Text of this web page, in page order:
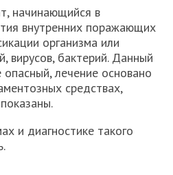
начинающийся в
внутренних поражающих
организма или
вирусов, бактерий. Данный
опасный, лечение основано
средствах,
и диагностике такого